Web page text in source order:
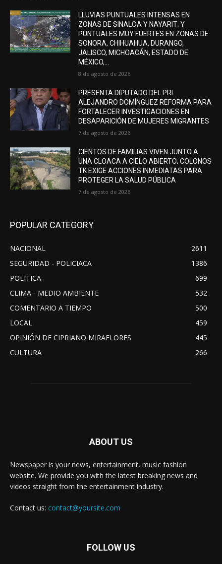
LLUVIAS PUNTUALES INTENSAS EN
ZONAS DE SINALOA Y NAYARIT; Y
PUNTUALES MUY FUERTES EN ZONAS DE
SONORA, CHIHUAHUA, DURANGO,
JALISCO, MICHOACÁN, ESTADO DE
MÉXICO,...
8 de agosto de 2026
PRESENTA DIPUTADO DEL PRI
ALEJANDRO DOMÍNGUEZ REFORMA PARA
FORTALECER INVESTIGACIONES EN
DESAPARICIÓN DE MUJERES MIGRANTES
7 de agosto de 2026
CIENTOS DE FAMILIAS VIVEN JUNTO A
UNA CLOACA A CIELO ABIERTO; COLONOS
TK EXIGE ACCIONES INMEDIATAS PARA
PROTEGER LA SALUD PÚBLICA
7 de agosto de 2026
POPULAR CATEGORY
NACIONAL
2611
SEGURIDAD - POLICIACA
1386
POLITICA
699
CLIMA - MEDIO AMBIENTE
532
COMENTARIO A TIEMPO
500
LOCAL
459
OPINIÓN DE CIPRIANO MIRAFLORES
445
CULTURA
266
ABOUT US
Newspaper is your news, entertainment, music fashion
website. We provide you with the latest breaking news and
videos straight from the entertainment industry.
Contact us: contact@yoursite.com
FOLLOW US